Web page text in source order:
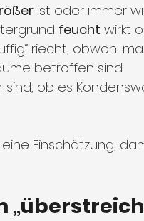
ist oder immer
feucht wirkt
riecht, obwohl
betroffen sind
sind, ob es
Einschätzung,